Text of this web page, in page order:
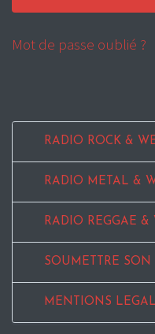
Mot de passe oublié ?
RADIO ROCK &
RADIO METAL &
RADIO REGGAE &
SOUMETTRE SON
MENTIONS